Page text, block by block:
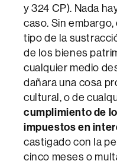
y 324 CP). Nada
caso. Sin
tipo de la
de los bienes
cualquier medio
dañara una cosa
cultural, o de
cumplimiento de
impuestos en
castigado con la
cinco meses o